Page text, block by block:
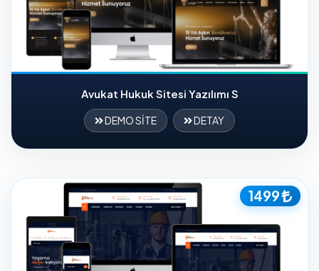
Avukat Hukuk Sitesi Yazılımı S
DEMO SİTE DETAY
1499